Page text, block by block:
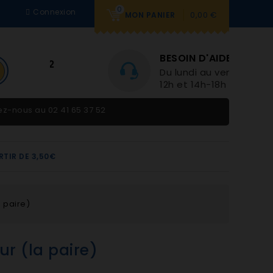
0
MON PANIER 0,00 €
Connexion
BESOIN D'AIDE
Du lundi au vendredi 9h-
12h et 14h-18h
nous au 02 41 65 37 52
DE 3,50€
paire)
(la paire)